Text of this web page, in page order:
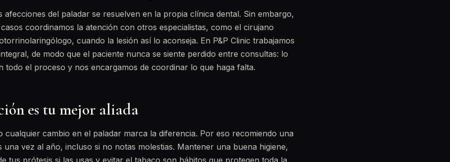
afecciones del paladar se resuelven en la propia clínica dental. Sin embargo,
coordinamos la atención con otros especialistas, como el cirujano
cuando la lesión así lo aconseja. En P&P Clinic trabajamos
de modo que el paciente nunca se siente perdido entre consultas: lo
todo el proceso y nos encargamos de coordinar lo que haga falta.
es tu mejor aliada
cualquier cambio en el paladar marca la diferencia. Por eso recomiendo una
una vez al año, incluso si no notas molestias. Mantener una buena higiene,
tus prótesis si las usas y evitar el tabaco son hábitos que protegen toda la